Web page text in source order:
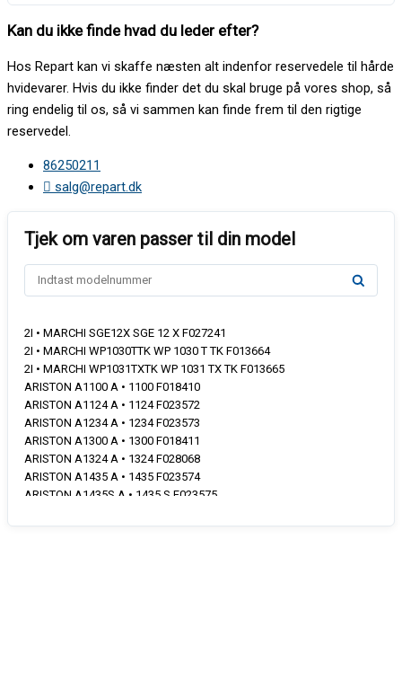
Kan du ikke finde hvad du leder efter?
Hos Repart kan vi skaffe næsten alt indenfor reservedele til hårde
hvidevarer. Hvis du ikke finder det du skal bruge på vores shop, så
ring endelig til os, så vi sammen kan finde frem til den rigtige
reservedel.
86250211
salg@repart.dk
2I • MARCHI SGE12X SGE 12 X F027241
2I • MARCHI WP1030TTK WP 1030 T TK F013664
2I • MARCHI WP1031TXTK WP 1031 TX TK F013665
ARISTON A1100 A • 1100 F018410
ARISTON A1124 A • 1124 F023572
ARISTON A1234 A • 1234 F023573
ARISTON A1300 A • 1300 F018411
ARISTON A1324 A • 1324 F028068
ARISTON A1435 A • 1435 F023574
ARISTON A1435S A • 1435 S F023575
ARISTON A1635 A • 1635 F027051